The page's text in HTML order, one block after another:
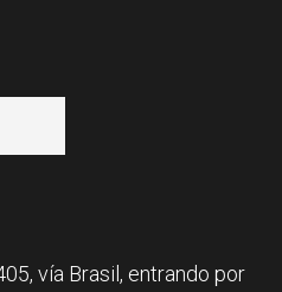
vía Brasil, entrando por